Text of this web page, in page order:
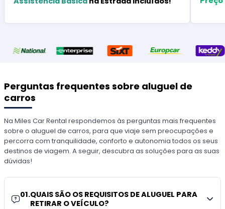
Perguntas frequentes sobre aluguel de
carros
Na Miles Car Rental respondemos às perguntas mais frequentes
sobre o aluguel de carros, para que viaje sem preocupações e
percorra com tranquilidade, conforto e autonomia todos os seus
destinos de viagem. A seguir, descubra as soluções para as suas
dúvidas!
01.QUAIS SÃO OS REQUISITOS DE ALUGUEL PARA
RETIRAR O VEÍCULO?